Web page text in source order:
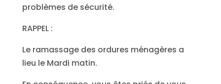
problèmes de sécurité.
RAPPEL :
Le ramassage des ordures ménagères a
lieu le Mardi matin.